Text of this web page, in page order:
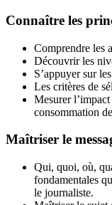
Connaître les
Comprendre les
Découvrir les
S’appuyer sur
Les critères de
Mesurer
consommation
Maîtriser le
Qui, quoi, où,
fondamentales
le journaliste.